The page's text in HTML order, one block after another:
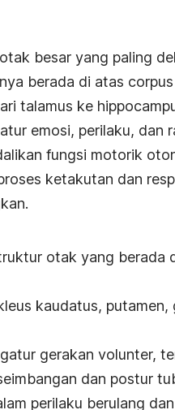
besar yang paling
berada di atas corpus
talamus ke
emosi, perilaku, dan
fungsi motorik
ketakutan dan
otak yang berada
kaudatus, putamen,
gerakan volunter,
dan postur
perilaku berulang